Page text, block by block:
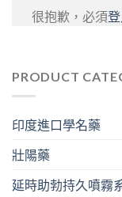
很抱歉，必須登
PRODUCT
印度進口學名藥
壯陽藥
延時助勃持久噴霧